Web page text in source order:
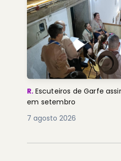
R. Escuteiros de Garfe
em setembro
7 agosto 2026